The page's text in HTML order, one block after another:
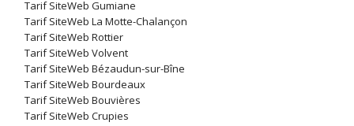
Tarif SiteWeb Gumiane
Tarif SiteWeb La Motte-Chalançon
Tarif SiteWeb Rottier
Tarif SiteWeb Volvent
Tarif SiteWeb Bézaudun-sur-Bîne
Tarif SiteWeb Bourdeaux
Tarif SiteWeb Bouvières
Tarif SiteWeb Crupies